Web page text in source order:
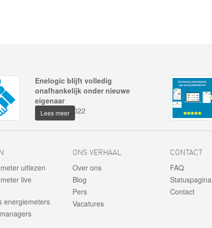
Enelogic blijft volledig
onafhankelijk onder nieuwe
eigenaar
3 maart 2022
Lees meer
uitlezen
live
energiemeters
ONS VERHAAL
Over ons
Blog
Pers
Vacatures
CONTACT
FAQ
Statuspagina
Contact